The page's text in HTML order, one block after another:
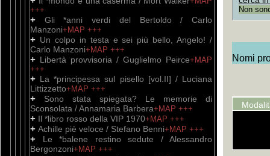
+++
+ Gli *anni verdi del Bertoldo / Carlo
Manzoni+MAP +++
+ Un colpo in testa e sei più bello, Angelo! /
Carlo Manzoni+MAP +++
+ Libertà provvisoria / Guglielmo Peirce+MAP
+++
+ La *principessa sul pisello [vol.II] / Luciana
Littizzetto+MAP +++
+ Sono stata spiegata? Le memorie di
Sconsolata / Annamaria Barbera+MAP +++
+ Il *libro rosso della VIP 1970+MAP +++
+ Achille piè veloce / Stefano Benni+MAP +++
+
Le *balene restino sedute / Alessandro
Bergonzoni+MAP +++
Non
Nomi